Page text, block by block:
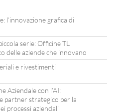
l’innovazione grafica di
serie: Officine TL
delle aziende che innovano
e rivestimenti
Aziendale con l’AI:
partner strategico per la
processi aziendali